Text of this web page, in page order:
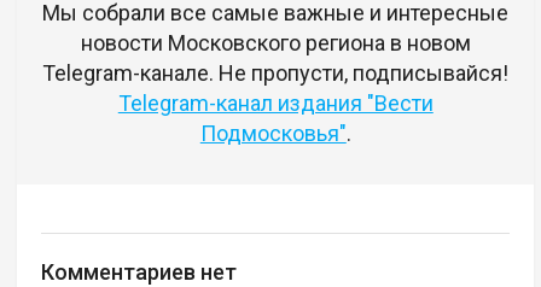
Мы собрали все самые важные и интересные
новости Московского региона в новом
Telegram-канале. Не пропусти, подписывайся!
Telegram-канал издания "Вести
Подмосковья".
Комментариев нет